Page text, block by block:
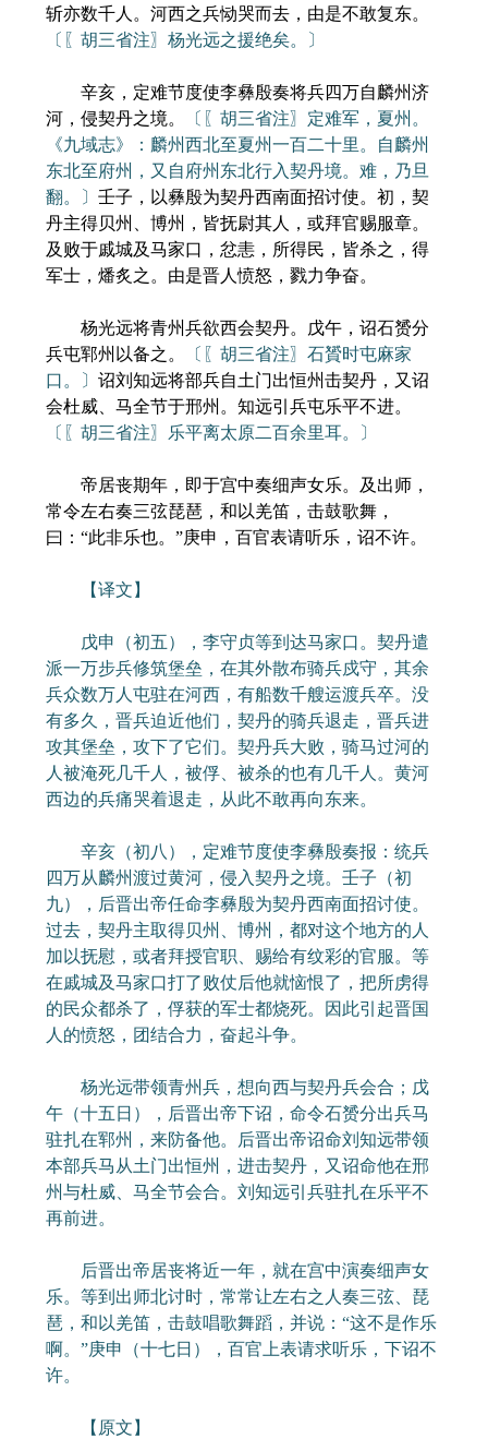
斩亦数千人。河西之兵恸哭而去，由是不敢复东。
〔〖胡三省注〗杨光远之援绝矣。〕
辛亥，定难节度使李彝殷奏将兵四万自麟州济
河，侵契丹之境。
〔〖胡三省注〗定难军，夏州。
《九域志》：麟州西北至夏州一百二十里。自麟州
东北至府州，又自府州东北行入契丹境。难，乃旦
翻。〕 壬子，以彝殷为契丹西南面招讨使。初，契
丹主得贝州、博州，皆抚尉其人，或拜官赐服章。
及败于戚城及马家口，忿恚，所得民，皆杀之，得
军士，燔炙之。由是晋人愤怒，戮力争奋。
杨光远将青州兵欲西会契丹。戊午，诏石赟分
兵屯郓州以备之。
〔〖胡三省注〗石贇时屯麻家
口。〕 诏刘知远将部兵自土门出恒州击契丹，又诏
会杜威、马全节于邢州。知远引兵屯乐平不进。
〔〖胡三省注〗乐平离太原二百余里耳。〕
帝居丧期年，即于宫中奏细声女乐。及出师，
常令左右奏三弦琵琶，和以羌笛，击鼓歌舞，
曰：“此非乐也。”庚申，百官表请听乐，诏不许。
【译文】
戊申（初五），李守贞等到达马家口。契丹遣
派一万步兵修筑堡垒，在其外散布骑兵戍守，其余
兵众数万人屯驻在河西，有船数千艘运渡兵卒。没
有多久，晋兵迫近他们，契丹的骑兵退走，晋兵进
攻其堡垒，攻下了它们。契丹兵大败，骑马过河的
人被淹死几千人，被俘、被杀的也有几千人。黄河
西边的兵痛哭着退走，从此不敢再向东来。
辛亥（初八），定难节度使李彝殷奏报：统兵
四万从麟州渡过黄河，侵入契丹之境。壬子（初
九），后晋出帝任命李彝殷为契丹西南面招讨使。
过去，契丹主取得贝州、博州，都对这个地方的人
加以抚慰，或者拜授官职、赐给有纹彩的官服。等
在戚城及马家口打了败仗后他就恼恨了，把所虏得
的民众都杀了，俘获的军士都烧死。因此引起晋国
人的愤怒，团结合力，奋起斗争。
杨光远带领青州兵，想向西与契丹兵会合；戊
午（十五日），后晋出帝下诏，命令石赟分出兵马
驻扎在郓州，来防备他。后晋出帝诏命刘知远带领
本部兵马从土门出恒州，进击契丹，又诏命他在邢
州与杜威、马全节会合。刘知远引兵驻扎在乐平不
再前进。
后晋出帝居丧将近一年，就在宫中演奏细声女
乐。等到出师北讨时，常常让左右之人奏三弦、琵
琶，和以羌笛，击鼓唱歌舞蹈，并说：“这不是作乐
啊。”庚申（十七日），百官上表请求听乐，下诏不
许。
【原文】